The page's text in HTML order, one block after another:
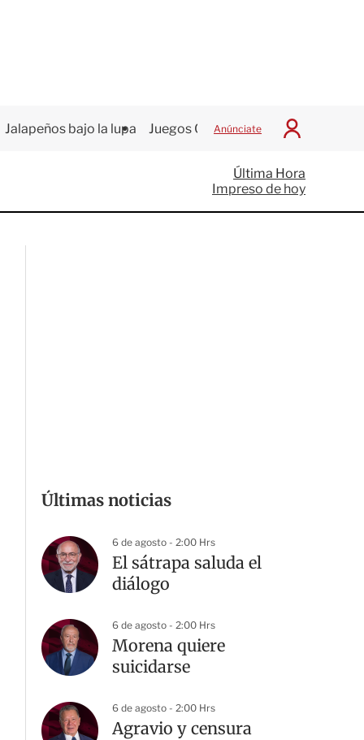
Jalapeños bajo la lupa Juegos Centroamericanos
Anúnciate
I
c
i
a
Última Hora
Impreso de hoy
Últimas noticias
6 de agosto - 2:00 Hrs
El sátrapa saluda el
diálogo
6 de agosto - 2:00 Hrs
Morena quiere
suicidarse
6 de agosto - 2:00 Hrs
Agravio y censura